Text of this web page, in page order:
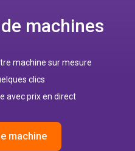
machines
machine sur mesure
clics
avec prix en direct
machine